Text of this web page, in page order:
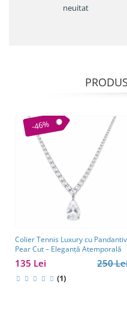
neuitat
-46%
Colier Tennis Luxury cu Pandantiv
Pear Cut – Eleganță Atemporală
250
135 Lei
(1)